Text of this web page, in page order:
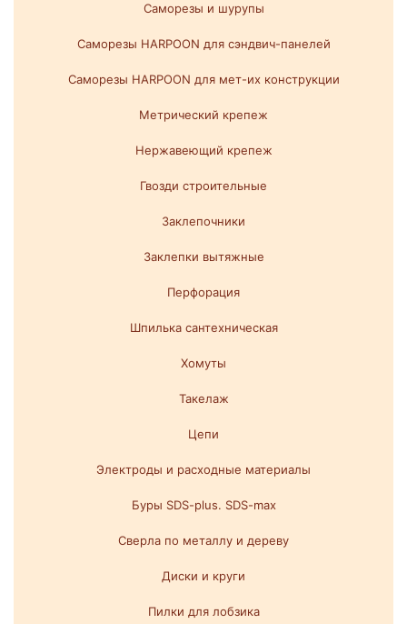
Саморезы и шурупы
Саморезы HARPOON для сэндвич-панелей
Саморезы HARPOON для мет-их конструкции
Метрический крепеж
Нержавеющий крепеж
Гвозди строительные
Заклепочники
Заклепки вытяжные
Перфорация
Шпилька сантехническая
Хомуты
Такелаж
Цепи
Электроды и расходные материалы
Буры SDS-plus. SDS-max
Сверла по металлу и дереву
Диски и круги
Пилки для лобзика